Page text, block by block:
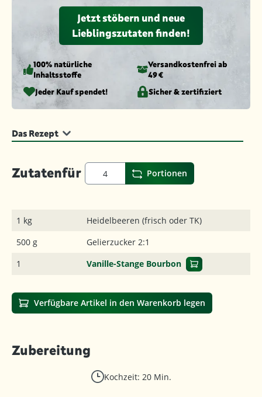
Jetzt stöbern und neue
Lieblingszutaten finden!
100% natürliche
Inhaltsstoffe
Versandkosten­frei ab
49 €
Jeder Kauf spendet!
Sicher & zertifiziert
Das Rezept
Zutatenfür Portionen
1 kg
Heidelbeeren (frisch oder TK)
500 g
Gelierzucker 2:1
1
Vanille-Stange Bourbon
Verfügbare Artikel in den Warenkorb legen
Zubereitung
Kochzeit: 20 Min.